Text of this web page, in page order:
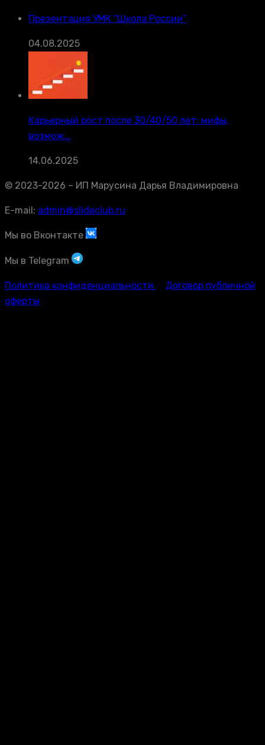
Презентация УМК “Школа России”
04.08.2025
Карьерный рост после 30/40/50 лет: мифы,
возмож...
14.06.2025
© 2023-2026 – ИП Марусина Дарья Владимировна
E-mail: admin@slideclub.ru
Мы во Вконтакте
Мы в Telegram
Политика конфиденциальности
Договор публичной
оферты